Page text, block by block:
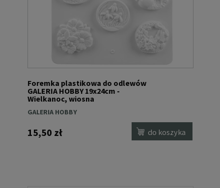
Foremka plastikowa do odlewów
GALERIA HOBBY 19x24cm -
Wielkanoc, wiosna
GALERIA HOBBY
15,50 zł do koszyka